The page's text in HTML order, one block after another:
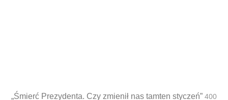
„Śmierć Prezydenta. Czy zmienił nas tamten styczeń” 400